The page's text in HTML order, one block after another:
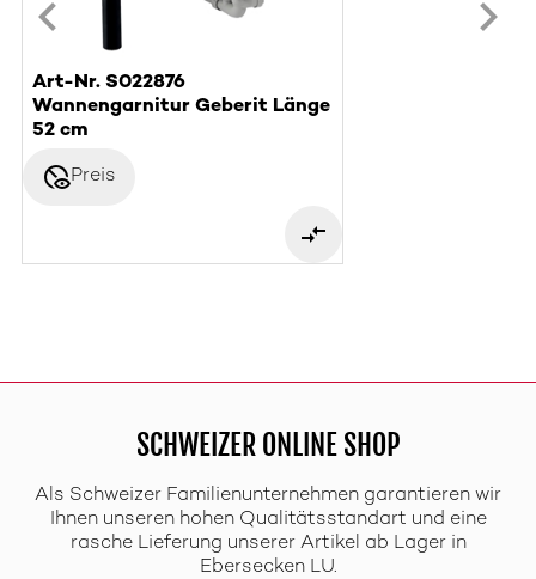
Art-Nr. S022876
Wannengarnitur Geberit Länge
52 cm
disabled_visiblePreis
SCHWEIZER ONLINE SHOP
Als Schweizer Familienunternehmen garantieren wir
Ihnen unseren hohen Qualitätsstandart und eine
rasche Lieferung unserer Artikel ab Lager in
Ebersecken LU.